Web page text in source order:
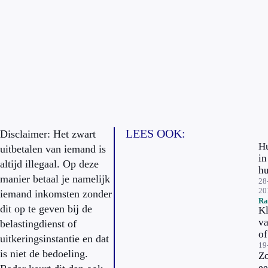
Disclaimer: Het zwart
uitbetalen van iemand is
altijd illegaal. Op deze
manier betaal je namelijk
iemand inkomsten zonder
dit op te geven bij de
belastingdienst of
uitkeringsinstantie en dat
is niet de bedoeling.
LEES OOK:
in